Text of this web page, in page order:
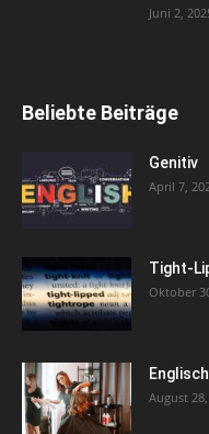
Juni 2,
Beliebte Beiträge
Genitiv
April 7,
Tight-
Oktober
August